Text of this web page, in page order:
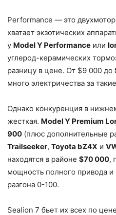
Performance — это
хватает экзотических
у Model Y Performance или
углерод-керамических
разницу в цене. От $9 000 до
много электричества за
Однако конкуренция в
жесткая. Model Y Premium
900 (плюс дополнительные
Trailseeker, Toyota bZ4X и
находятся в районе $70 000,
мощность полного привода и
разгона 0-100.
Sealion 7 бьет их всех по